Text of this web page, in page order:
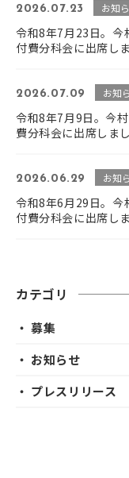
2026.07.23 お知
令和8年7月23日。今
付費分科会に出席し
2026.07.09 お知
令和8年7月9日。今
費分科会に出席しま
2026.06.29 お知
令和8年6月29日。今
付費分科会に出席し
カテゴリ
・ 募集
・ お知らせ
・ プレスリリース